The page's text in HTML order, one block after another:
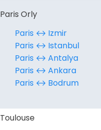
Paris Orly
Paris ↔︎ Izmir
Paris ↔︎ Istanbul
Paris ↔︎ Antalya
Paris ↔︎ Ankara
Paris ↔︎ Bodrum
Toulouse